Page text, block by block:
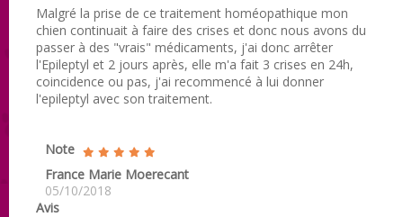
Malgré la prise de ce traitement homéopathique mon
chien continuait à faire des crises et donc nous avons du
passer à des "vrais" médicaments, j'ai donc arrêter
l'Epileptyl et 2 jours après, elle m'a fait 3 crises en 24h,
coincidence ou pas, j'ai recommencé à lui donner
l'epileptyl avec son traitement.
Note
France Marie Moerecant
05/10/2018
Avis